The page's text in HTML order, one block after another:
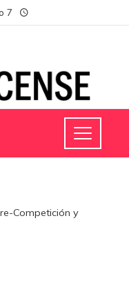
7
Competición y